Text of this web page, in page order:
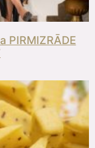
PIRMIZRĀDE